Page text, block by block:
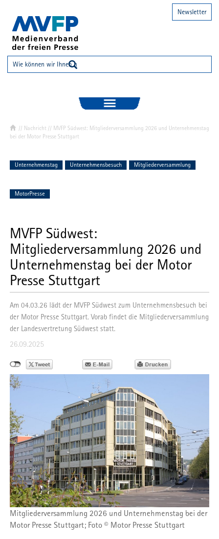
Newsletter
// Nachricht // MVFP Südwest: Mitgliederversammlung 2026 und Unternehmenstag
bei der Motor Presse Stuttgart
Unternehmenstag Unternehmensbesuch Mitgliederversammlung
MotorPresse
MVFP Südwest:
Mitgliederversammlung 2026 und
Unternehmenstag bei der Motor
Presse Stuttgart
Am 04.03.26 lädt der MVFP Südwest zum Unternehmensbesuch bei
der Motor Presse Stuttgart. Vorab findet die Mitgliederversammlung
der Landesvertretung Südwest statt.
26.09.2025
Mitgliederversammlung 2026 und Unternehmenstag bei der
Motor Presse Stuttgart; Foto © Motor Presse Stuttgart